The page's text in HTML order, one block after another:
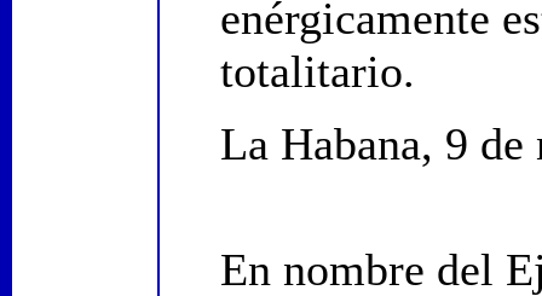
enérgicamente
totalitario.
La Habana, 9
En nombre del